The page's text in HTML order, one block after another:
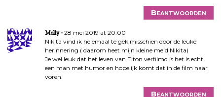
Beantwoorden
Molly
28 mei 2019 at 20:00
Nikita vind ik helemaal te gek,misschien door de leuke
herinnering ( daarom heet mijn kleine meid Nikita)
Je wel leuk dat het leven van Elton verfilmd is het is echt
een man met humor en hopelijk komt dat in de film naar
voren.
Beantwoorden